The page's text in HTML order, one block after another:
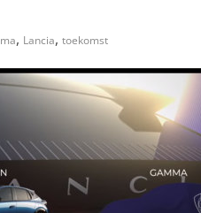
, Lancia, toekomst